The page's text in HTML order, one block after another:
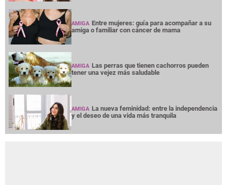
AMIGA Entre mujeres: guía para acompañar a su
amiga o familiar con cáncer de mama
AMIGA Las perras que tienen cachorros pueden
tener una vejez más saludable
AMIGA La nueva feminidad: entre la independencia
y el deseo de una vida más tranquila